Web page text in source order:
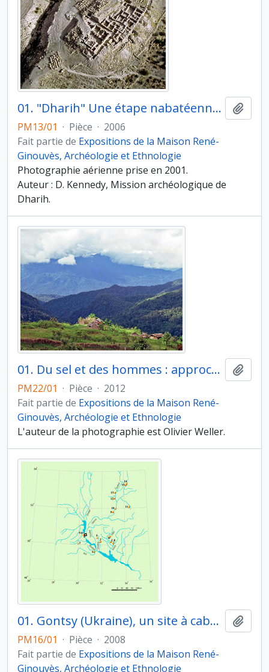
01. "Dharih" Une étape nabatéenne au nord de Pétra (Jordanie). Commerce, religion, agriculture : des Nabatéens à l’Islam. Sanctuaire en haut de l’image, en partie caché sous les rampes de nos engins de chantier et sous les chemins des oliveraies. Village et nécropole antiques à gauche
PM13/01 · Pièce · 2006
Fait partie de Expositions de la Maison René-
Ginouvès, Archéologie et Ethnologie
Photographie aérienne prise en 2001.
Auteur : D. Kennedy, Mission archéologique de
Dharih.
01. Du sel et des hommes : approches ethnoarchéologiques. La Nouvelle-Guinée. Village et paysage des Hautes Terres centrales de Papouasie (Nouvelle-Guinée, Indonésie)
PM22/01 · Pièce · 2012
Fait partie de Expositions de la Maison René-
Ginouvès, Archéologie et Ethnologie
L'auteur de la photographie est Olivier Weller.
01. Gontsy (Ukraine), un site à cabanes en os de mammouths du paléolithique supérieur récents. Carte des habitats à cabanes en os de mammouths et des sites saisonniers du Paléolithique supérieur récent du bassin moyen et supérieur du Dniepr
PM16/01 · Pièce · 2008
Fait partie de Expositions de la Maison René-
Ginouvès, Archéologie et Ethnologie